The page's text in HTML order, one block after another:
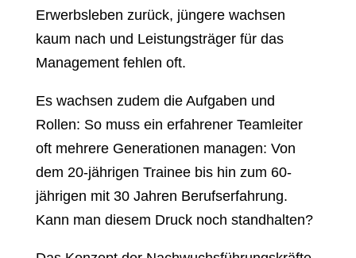
Erwerbsleben zurück, jüngere wachsen
kaum nach und Leistungsträger für das
Management fehlen oft.
Es wachsen zudem die Aufgaben und
Rollen: So muss ein erfahrener Teamleiter
oft mehrere Generationen managen: Von
dem 20-jährigen Trainee bis hin zum 60-
jährigen mit 30 Jahren Berufserfahrung.
Kann man diesem Druck noch standhalten?